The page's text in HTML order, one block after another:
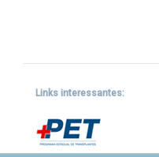
Links interessantes: